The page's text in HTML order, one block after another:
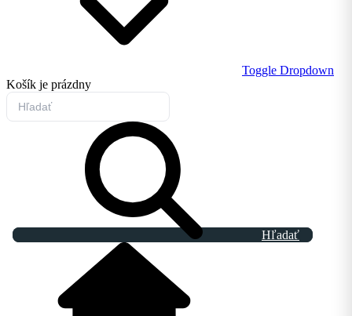
Toggle Dropdown
Košík je prázdny
Hľadať